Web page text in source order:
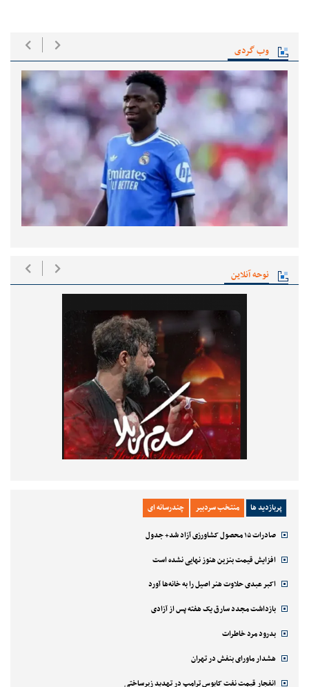
وب گردی
نوحه آنلاین
پربازدید ها منتخب سردبیر چندرسانه ای
صادرات ۱۵ محصول کشاورزی آزاد شد+ جدول
افزایش قیمت بنزین هنوز نهایی نشده است
اکبر عبدی حلاوت هنر اصیل را به خانه‌ها آورد
بازداشت مجدد سارق یک هفته پس از آزادی
بدرود مرد خاطرات
هشدار ماورای بنفش در تهران
انفجار قیمت نفت کابوس ترامپ در تهدید زیرساختی